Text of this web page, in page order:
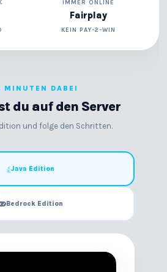
IMMER ONLINE
Fairplay
KEIN PAY-2-WIN
MINUTEN DABEI
du auf den Server
und folge den Schritten.
Java Edition
Bedrock Edition